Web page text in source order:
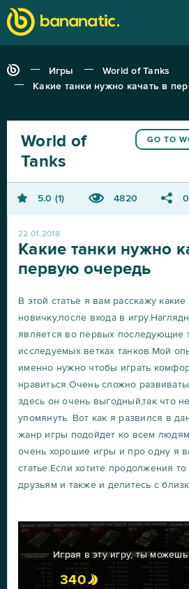
Игры
World of Tanks
Какие танки нужно качать в
GO TO
World of
Tanks
5.0 1 4820 0
22.01.2018
Какие танки нужно
первую очередь
В этой статье я вам расскажу какие
новичку,после входа в
является во первых последующие
исследуемых ветках танков.Мой
именно нужно чтобы играть
нравиться.Очень сложно
здесь он очень выгодный,так что
упомянуть. Вот как я развился в
жанр игры подойдет ко всем
очень хорошие игры и про одну я
статье.Если хотите продолжения
друзьям и также и делитесь с
Играя в эту игру, ты
340